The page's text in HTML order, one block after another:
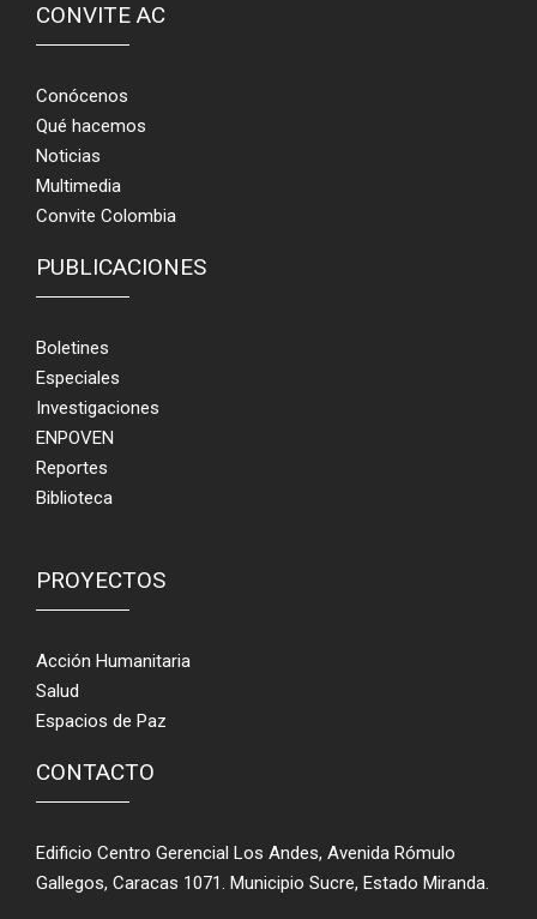
CONVITE AC
Conócenos
Qué hacemos
Noticias
Multimedia
Convite Colombia
PUBLICACIONES
Boletines
Especiales
Investigaciones
ENPOVEN
Reportes
Biblioteca
PROYECTOS
Acción Humanitaria
Salud
Espacios de Paz
CONTACTO
Edificio Centro Gerencial Los Andes, Avenida Rómulo
Gallegos, Caracas 1071. Municipio Sucre, Estado Miranda.